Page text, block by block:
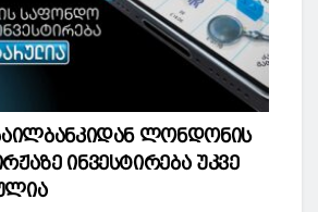
ლონდონის
ინვესტირება უკვე